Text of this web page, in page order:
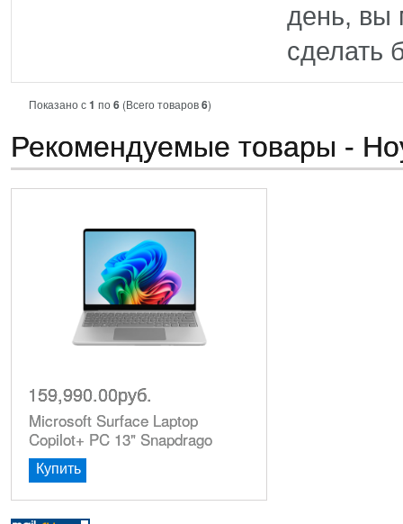
день, вы
сделать
Показано с1 по6 (Всего товаров6)
Рекомендуемые товары -
159,990.00руб.
Microsoft Surface Laptop
Copilot+ PC 13" Snapdrago
Купить